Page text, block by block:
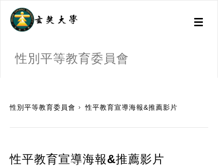
Toggle
性別平等教育委員會
性別平等教育委員會 性平教育宣導海報&推薦影片
性平教育宣導海報&推薦影片